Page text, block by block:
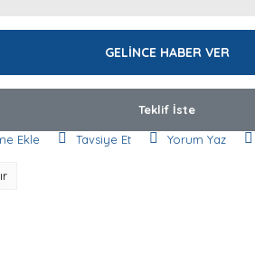
GELİNCE HABER VER
Teklif İste
Tavsiye Et Yorum Yaz